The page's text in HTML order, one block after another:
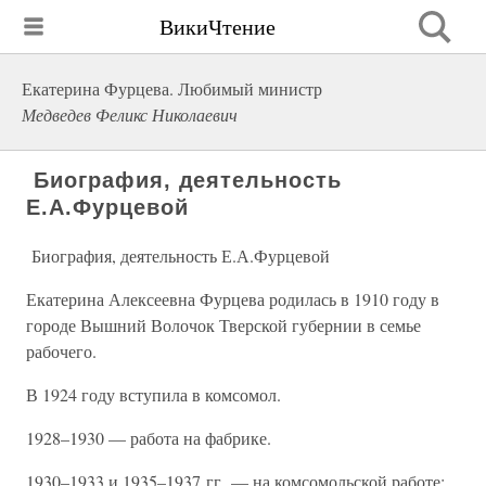
ВикиЧтение
Екатерина Фурцева. Любимый министр
Медведев Феликс Николаевич
Биография, деятельность
Е.А.Фурцевой
Биография, деятельность Е.А.Фурцевой
Екатерина Алексеевна Фурцева родилась в 1910 году в
городе Вышний Волочок Тверской губернии в семье
рабочего.
В 1924 году вступила в комсомол.
1928–1930 — работа на фабрике.
1930–1933 и 1935–1937 гг. — на комсомольской работе: